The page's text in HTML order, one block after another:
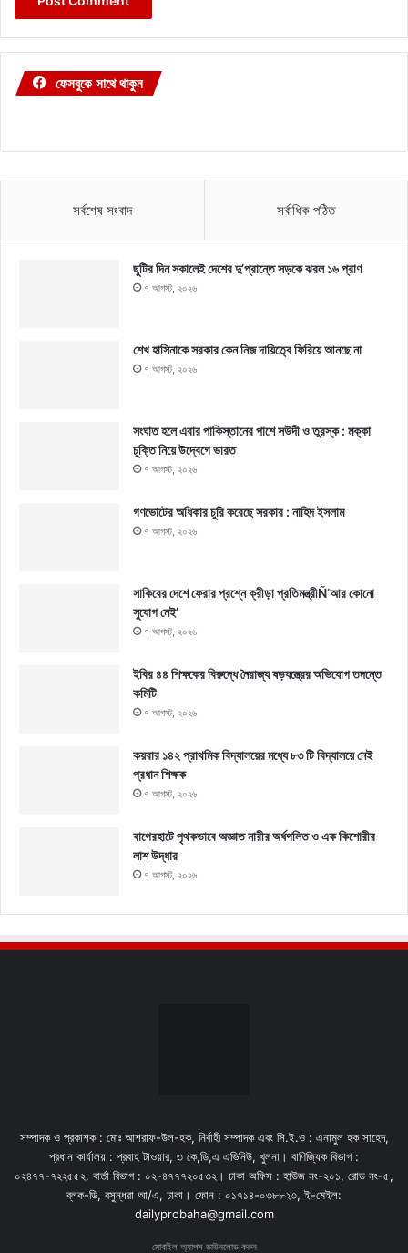
ফেসবুকে সাথে থাকুন
সর্বশেষ সংবাদ সর্বাধিক পঠিত
ছুটির দিন সকালেই দেশের দু’প্রান্তে সড়কে ঝরল ১৬ প্রাণ
৭ আগস্ট, ২০২৬
শেখ হাসিনাকে সরকার কেন নিজ দায়িত্বে ফিরিয়ে আনছে না
৭ আগস্ট, ২০২৬
সংঘাত হলে এবার পাকিস্তানের পাশে সউদী ও তুরস্ক : মক্কা
চুক্তি নিয়ে উদ্বেগে ভারত
৭ আগস্ট, ২০২৬
গণভোটের অধিকার চুরি করেছে সরকার : নাহিদ ইসলাম
৭ আগস্ট, ২০২৬
সাকিবের দেশে ফেরার প্রশ্নে ক্রীড়া প্রতিমন্ত্রীÑ‘আর কোনো
সুযোগ নেই’
৭ আগস্ট, ২০২৬
ইবির ৪৪ শিক্ষকের বিরুদ্ধে নৈরাজ্য ষড়যন্ত্রের অভিযোগ তদন্তে
কমিটি
৭ আগস্ট, ২০২৬
কয়রার ১৪২ প্রাথমিক বিদ্যালয়ের মধ্যে ৮৩ টি বিদ্যালয়ে নেই
প্রধান শিক্ষক
৭ আগস্ট, ২০২৬
বাগেরহাটে পৃথকভাবে অজ্ঞাত নারীর অর্ধগলিত ও এক কিশোরীর
লাশ উদ্ধার
৭ আগস্ট, ২০২৬
সম্পাদক ও প্রকাশক : মোঃ আশরাফ-উল-হক, নির্বাহী সম্পাদক এবং সি.ই.ও : এনামুল হক সাহেদ,
প্রধান কার্যালয় : প্রবাহ টাওয়ার, ৩ কে,ডি,এ এভিনিউ, খুলনা। বাণিজ্যিক বিভাগ :
০২৪৭৭-৭২২৫৫২. বার্তা বিভাগ : ০২-৪৭৭৭২০৫৩২। ঢাকা অফিস : হাউজ নং-২০১, রোড নং-৫,
ব্লক-ডি, বসুন্ধরা আ/এ, ঢাকা। ফোন : ০১৭১৪-০৩৮৮২৩, ই-মেইল:
dailyprobaha@gmail.com
মোবাইল অ্যাপস ডাউনলোড করুন